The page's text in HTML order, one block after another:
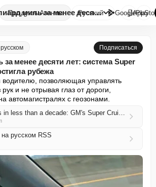
ПродуктыАгенты Миллиард миль за менее десяти ...
Русский GooglePlay

Подписаться
менее десяти лет: система Super
рубежа
позволяющая управлять
и не отрывая глаз от дороги,
автомагистралях с геозонами.
A billion miles in less than a decade: GM's Super Cruise reaches a milestone
русском RSS